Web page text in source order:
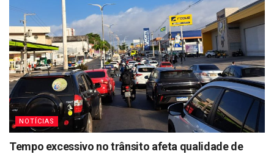
NOTÍCIAS
Tempo excessivo no trânsito afeta qualidade de